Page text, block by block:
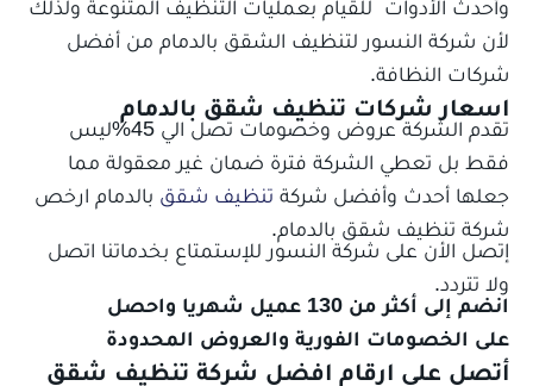
وأحدث الأدوات للقيام بعمليات التنظيف المتنوعة ولذلك
لأن شركة النسور لتنظيف الشقق بالدمام من أفضل
شركات النظافة.
اسعار شركات تنظيف شقق بالدمام
تقدم الشركة عروض وخصومات تصل الي 45%ليس
فقط بل تعطي الشركة فترة ضمان غير معقولة مما
جعلها أحدث وأفضل شركة تنظيف شقق بالدمام ارخص
شركة تنظيف شقق بالدمام.
إتصل الأن على شركة النسور للإستمتاع بخدماتنا اتصل
ولا تتردد.
انضم إلى أكثر من 130 عميل شهريا واحصل
على الخصومات الفورية والعروض المحدودة
أتصل علي ارقام افضل شركة تنظيف شقق